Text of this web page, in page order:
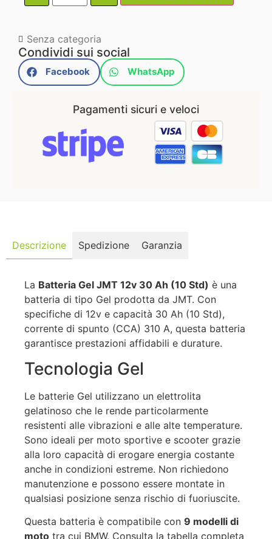
Senza categoria
Condividi sui social
Facebook WhatsApp
Pagamenti sicuri e veloci
Descrizione Spedizione Garanzia
La Batteria Gel JMT 12v 30 Ah (10 Std) è una
batteria di tipo Gel prodotta da JMT. Con
specifiche di 12v e capacità 30 Ah (10 Std),
corrente di spunto (CCA) 310 A, questa batteria
garantisce prestazioni affidabili e durature.
Tecnologia Gel
Le batterie Gel utilizzano un elettrolita
gelatinoso che le rende particolarmente
resistenti alle vibrazioni e alle alte temperature.
Sono ideali per moto sportive e scooter grazie
alla loro capacità di erogare energia costante
anche in condizioni estreme. Non richiedono
manutenzione e possono essere montate in
qualsiasi posizione senza rischio di fuoriuscite.
Questa batteria è compatibile con 9 modelli di
moto tra cui BMW. Consulta la tabella completa